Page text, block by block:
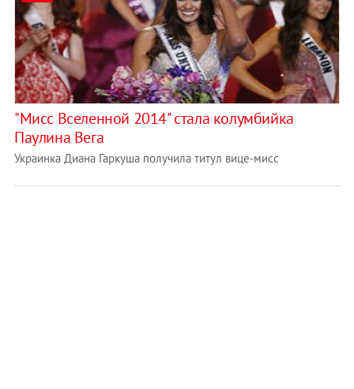
"Мисс Вселенной 2014" стала колумбийка
Паулина Вега
Украинка Диана Гаркуша получила титул вице-мисс